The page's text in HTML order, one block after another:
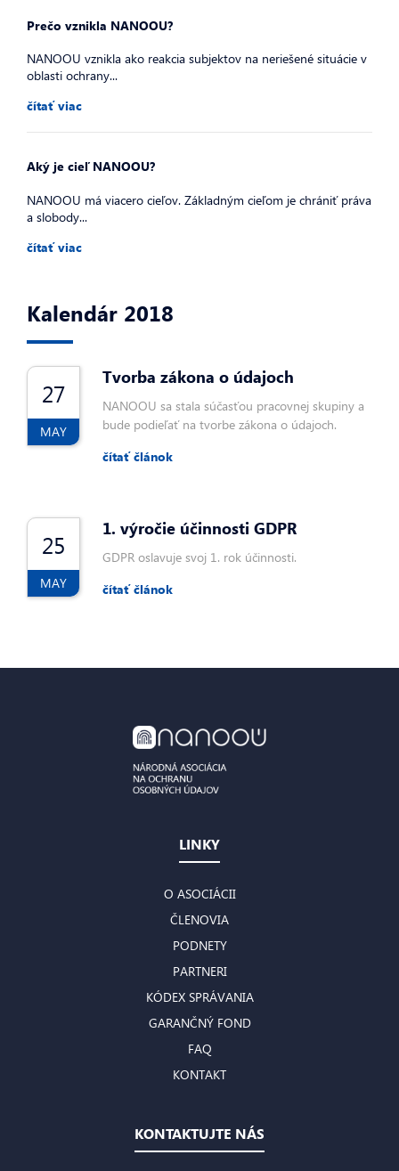
Prečo vznikla NANOOU?
NANOOU vznikla ako reakcia subjektov na neriešené situácie v
oblasti ochrany...
čítať viac
Aký je cieľ NANOOU?
NANOOU má viacero cieľov. Základným cieľom je chrániť práva
a slobody...
čítať viac
Kalendár 2018
27
MAY
Tvorba zákona o údajoch
NANOOU sa stala súčasťou pracovnej skupiny a
bude podieľať na tvorbe zákona o údajoch.
čítať článok
25
MAY
1. výročie účinnosti GDPR
GDPR oslavuje svoj 1. rok účinnosti.
čítať článok
LINKY
O ASOCIÁCII
ČLENOVIA
PODNETY
PARTNERI
KÓDEX SPRÁVANIA
GARANČNÝ FOND
FAQ
KONTAKT
KONTAKTUJTE NÁS